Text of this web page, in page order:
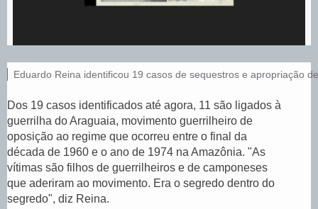
e
g
e
n
d
a
a
f
Eduardo Reina identificou 19 casos de sequestros e apropriação
Dos 19 casos identificados até agora, 11 são ligados à
guerrilha do Araguaia, movimento guerrilheiro de
oposição ao regime que ocorreu entre o final da
década de 1960 e o ano de 1974 na Amazônia. "As
vítimas são filhos de guerrilheiros e de camponeses
que aderiram ao movimento. Era o segredo dentro do
segredo", diz Reina.